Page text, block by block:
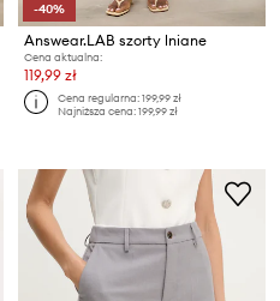
-40%
Answear.LAB szorty lniane
Cena aktualna:
119,99 zł
Cena regularna:199,99 zł
Najniższa cena:199,99 zł